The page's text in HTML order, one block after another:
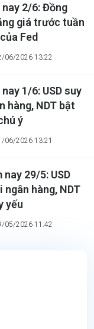
06/2026 13:22
2/6: Đồng
giá trước tuần
Fed
06/2026 13:21
1/6: USD suy
hàng, NDT bật
ý
05/2026 11:42
29/5: USD
ngân hàng, NDT
yếu